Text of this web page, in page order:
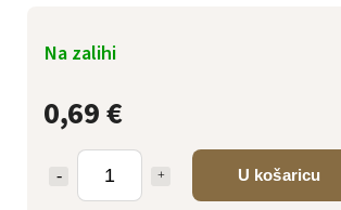
0,69 €
U košaricu
Na zalihi